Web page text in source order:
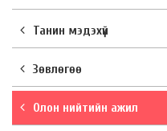
Танин мэдэхүй
Зөвлөгөө
Олон нийтийн ажил